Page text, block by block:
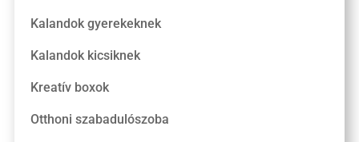
Kalandok gyerekeknek
Kalandok kicsiknek
Kreatív boxok
Otthoni szabadulószoba